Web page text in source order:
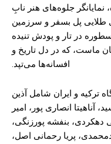
جلوه‌های هنر نابِ
طلایی پل بسفر و سرزمین
در تار و پودش تنیده
ماست، که در دل تاریخ و
افسانه‌ها می‌تپد.
ترکیه و ایران شامل آذین
آناهیتا انصاری پور، امیر
دهکردی، بنفشه پورزنگی،
پریا رحمانی اصل،